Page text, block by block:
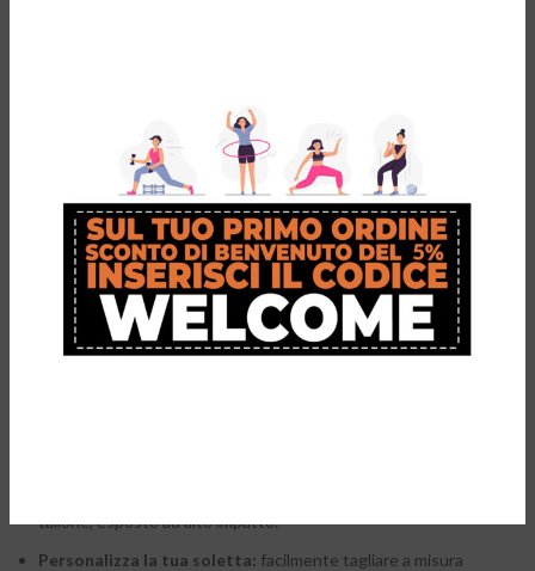
: Progettato con supporto arco ridotto per
migliorare la vestibilità per scarpe strette;
Low Heel Cup: Distribuisce la pressione sotto il tallone e
migliora la vestibilità per le scarpe strette;
Materiale Eco Shock Absorbing:Materiale a nido d’ape giallo,
realizzato con E.V.A riciclato al 25%, distribuisce la pressione,
aumenta l’assorbimento degli urti e riduce il peso della soletta;
Eco Dynamic Function:Strato nero in E.V.A riciclato al 25%, che
tallone, esposto ad alto impatto.
Personalizza la tua soletta: facilmente tagliare a misura